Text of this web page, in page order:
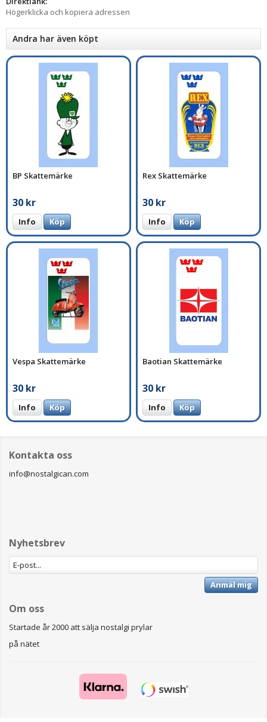
Högerklicka och kopiera adressen
Andra har även köpt
BP Skattemärke
30 kr
Info Köp
Rex Skattemärke
30 kr
Info Köp
Vespa Skattemärke
30 kr
Info Köp
Baotian Skattemärke
30 kr
Info Köp
Kontakta oss
info@nostalgican.com
Nyhetsbrev
Anmäl mig
Om oss
Startade år 2000 att sälja nostalgi prylar
på nätet